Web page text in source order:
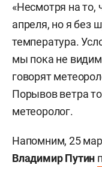
«Несмотря на то,
апреля, но я без
температура.
мы пока не
говорят
Порывов ветра
метеоролог.
Напомним, 25
Владимир Путин